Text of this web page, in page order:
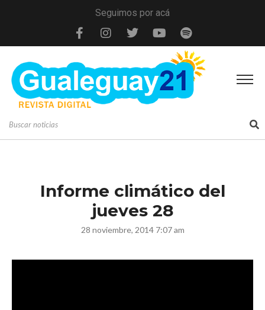
Seguimos por acá
Informe climático del
jueves 28
28 noviembre, 2014 7:07 am